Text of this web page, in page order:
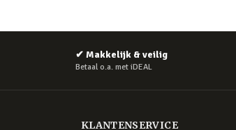
✔ Makkelijk & veilig
Betaal o.a. met iDEAL
KLANTENSERVICE